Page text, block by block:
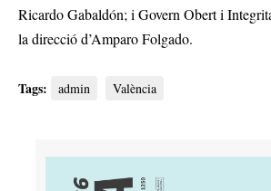
Ricardo Gabaldón; i Govern Obert i
la direcció d’Amparo Folgado.
Tags: admin València